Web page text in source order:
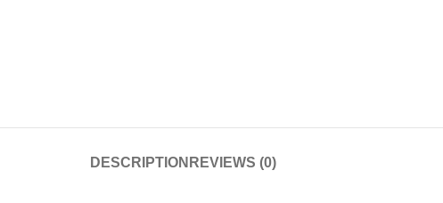
DESCRIPTION REVIEWS (0)